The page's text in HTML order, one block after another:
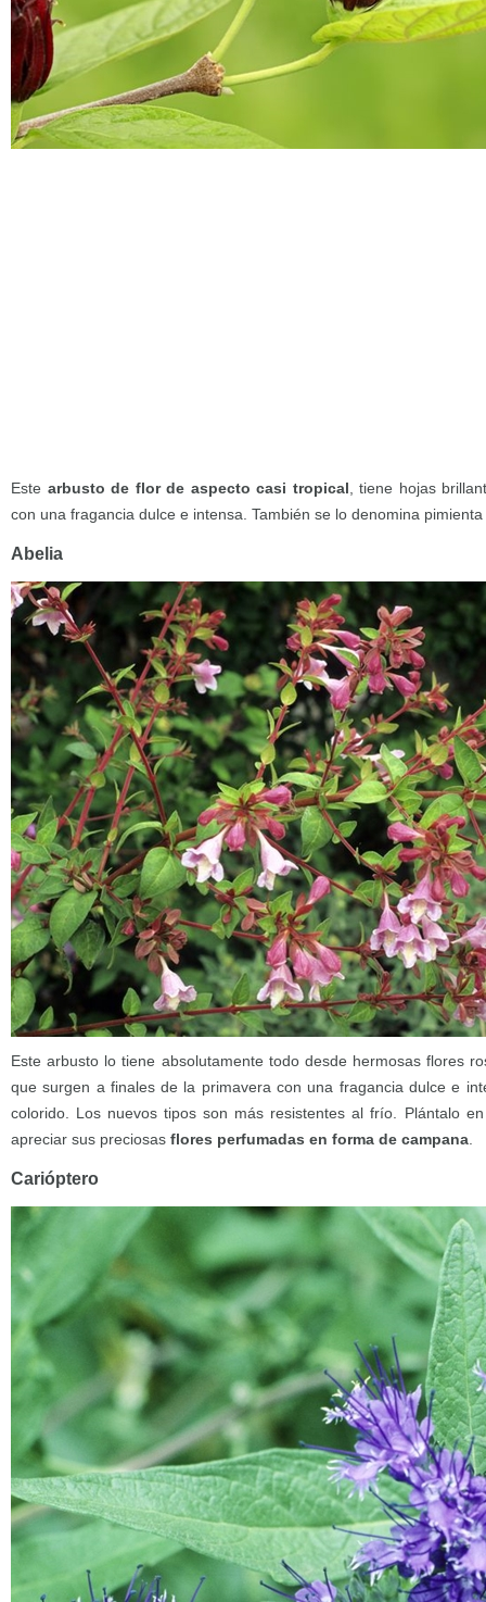
Este arbusto de flor de aspecto casi tropical , tiene hojas
con una fragancia dulce e intensa. También se lo denomina
Abelia
Este arbusto lo tiene absolutamente todo desde hermosas flores
que surgen a finales de la primavera con una fragancia dulce e
colorido. Los nuevos tipos son más resistentes al frío. Plántalo
apreciar sus preciosas flores perfumadas en forma de campana
Carióptero